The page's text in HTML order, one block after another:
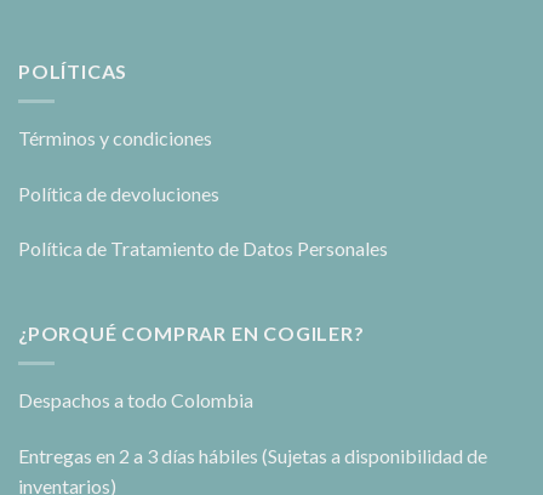
POLÍTICAS
Términos y condiciones
Política de devoluciones
Política de Tratamiento de Datos Personales
¿PORQUÉ COMPRAR EN COGILER?
Despachos a todo Colombia
Entregas en 2 a 3 días hábiles (Sujetas a disponibilidad de
inventarios)